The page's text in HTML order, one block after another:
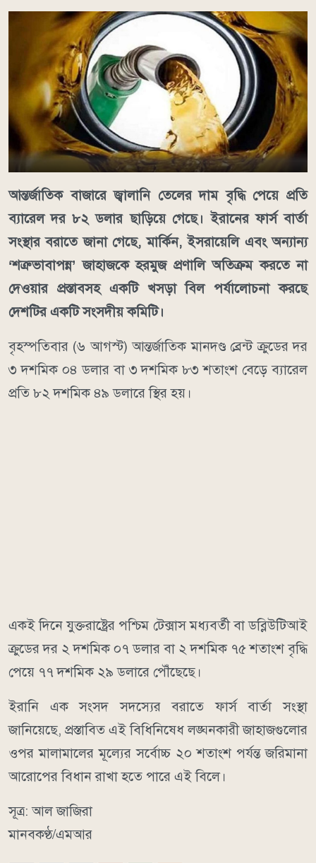
আন্তর্জাতিক বাজারে জ্বালানি তেলের দাম বৃদ্ধি পেয়ে প্রতি
ব্যারেল দর ৮২ ডলার ছাড়িয়ে গেছে। ইরানের ফার্স বার্তা
সংস্থার বরাতে জানা গেছে, মার্কিন, ইসরায়েলি এবং অন্যান্য
‘শত্রুভাবাপন্ন’ জাহাজকে হরমুজ প্রণালি অতিক্রম করতে না
দেওয়ার প্রস্তাবসহ একটি খসড়া বিল পর্যালোচনা করছে
দেশটির একটি সংসদীয় কমিটি।
বৃহস্পতিবার (৬ আগস্ট) আন্তর্জাতিক মানদণ্ড ব্রেন্ট ক্রুডের দর
৩ দশমিক ০৪ ডলার বা ৩ দশমিক ৮৩ শতাংশ বেড়ে ব্যারেল
প্রতি ৮২ দশমিক ৪৯ ডলারে স্থির হয়।
একই দিনে যুক্তরাষ্ট্রের পশ্চিম টেক্সাস মধ্যবর্তী বা ডব্লিউটিআই
ক্রুডের দর ২ দশমিক ০৭ ডলার বা ২ দশমিক ৭৫ শতাংশ বৃদ্ধি
পেয়ে ৭৭ দশমিক ২৯ ডলারে পৌঁছেছে।
ইরানি এক সংসদ সদস্যের বরাতে ফার্স বার্তা সংস্থা
জানিয়েছে, প্রস্তাবিত এই বিধিনিষেধ লঙ্ঘনকারী জাহাজগুলোর
ওপর মালামালের মূল্যের সর্বোচ্চ ২০ শতাংশ পর্যন্ত জরিমানা
আরোপের বিধান রাখা হতে পারে এই বিলে।
সূত্র: আল জাজিরা
মানবকণ্ঠ/এমআর